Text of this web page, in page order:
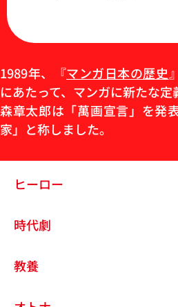
1989年、『マンガ日本の歴史
にあたって、マンガに新たな
森章太郎は「萬画宣言」を発
家」と称しました。
ヒーロー
時代劇
教養